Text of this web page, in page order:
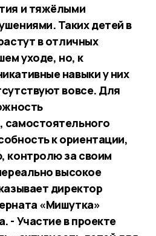
и тяжёлыми
Таких детей в
в отличных
уходе, но, к
навыки у них
вовсе. Для
самостоятельного
к ориентации,
контролю за своим
высокое
директор
«Мишутка»
- Участие в проекте